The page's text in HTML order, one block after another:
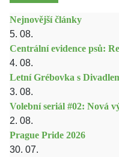
Nejnovější články
5. 08.
Centrální evidence psů:
4. 08.
Letní Grébovka s
3. 08.
Volební seriál #02: Nová
2. 08.
Prague Pride 2026
30. 07.